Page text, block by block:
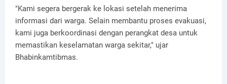
"Kami segera bergerak ke lokasi setelah menerima
informasi dari warga. Selain membantu proses evakuasi,
kami juga berkoordinasi dengan perangkat desa untuk
memastikan keselamatan warga sekitar," ujar
Bhabinkamtibmas.